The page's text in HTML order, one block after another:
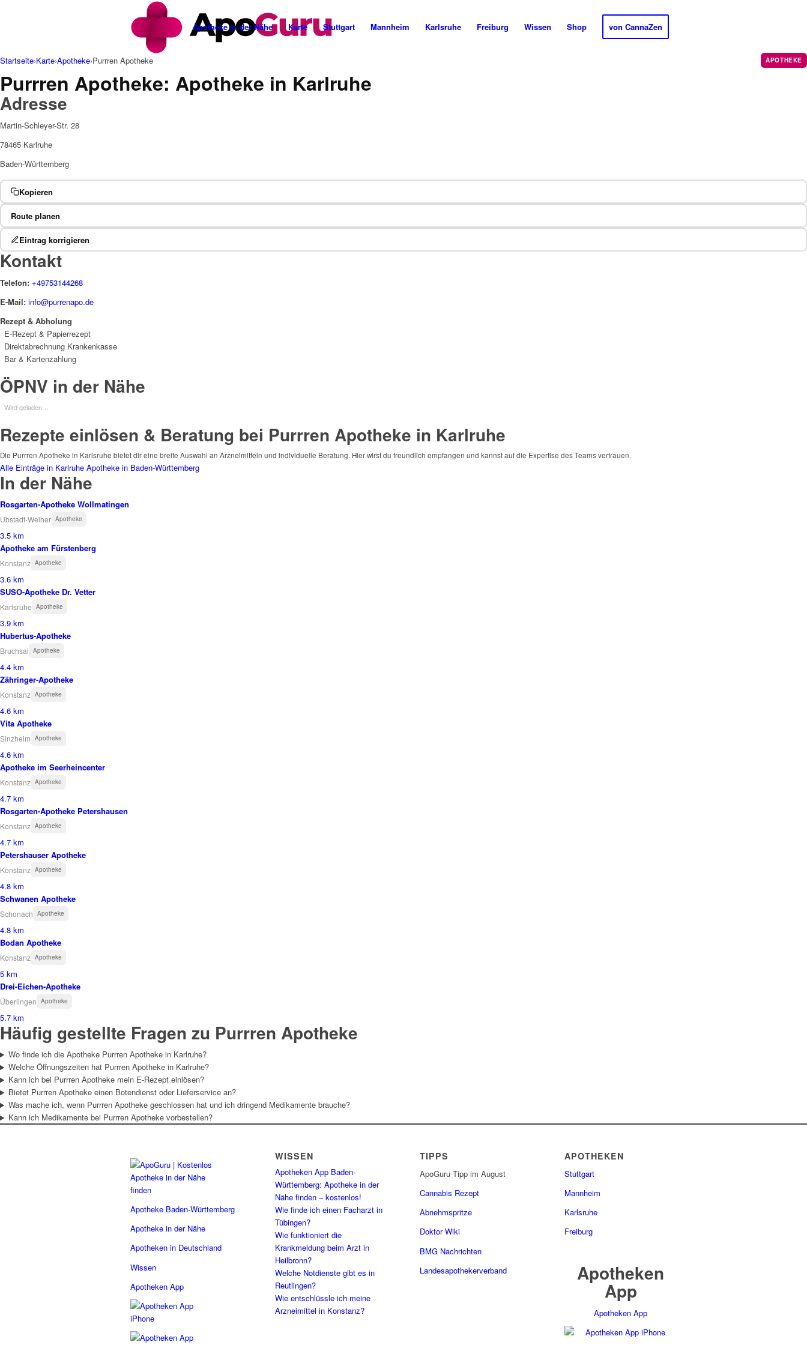
Apotheke in der Nähe Karte Stuttgart Mannheim Karlsruhe Freiburg Wissen Shop von CannaZen
Startseite›Karte›Apotheke›Purrren Apotheke APOTHEKE
Purrren Apotheke: Apotheke in Karlruhe
Adresse
Martin-Schleyer-Str. 28
78465 Karlruhe
Baden-Württemberg
Kopieren
Route planen
Eintrag korrigieren
Kontakt
Telefon: +49753144268
E-Mail: info@purrenapo.de
Rezept & Abholung
E-Rezept & Papierrezept
Direktabrechnung Krankenkasse
Bar & Kartenzahlung
ÖPNV in der Nähe
Wird geladen…
Rezepte einlösen & Beratung bei Purrren Apotheke in Karlruhe
Die Purrren Apotheke in Karlsruhe bietet dir eine breite Auswahl an Arzneimitteln und individuelle Beratung. Hier wirst du freundlich empfangen und kannst auf die Expertise des Teams vertrauen.
Alle Einträge in Karlruhe Apotheke in Baden-Württemberg
In der Nähe
Rosgarten-Apotheke Wollmatingen
Ubstadt-Weiher Apotheke
3.5 km
Apotheke am Fürstenberg
Konstanz Apotheke
3.6 km
SUSO-Apotheke Dr. Vetter
Karlsruhe Apotheke
3.9 km
Hubertus-Apotheke
Bruchsal Apotheke
4.4 km
Zähringer-Apotheke
Konstanz Apotheke
4.6 km
Vita Apotheke
Sinzheim Apotheke
4.6 km
Apotheke im Seerheincenter
Konstanz Apotheke
4.7 km
Rosgarten-Apotheke Petershausen
Konstanz Apotheke
4.7 km
Petershauser Apotheke
Konstanz Apotheke
4.8 km
Schwanen Apotheke
Schonach Apotheke
4.8 km
Bodan Apotheke
Konstanz Apotheke
5 km
Drei-Eichen-Apotheke
Überlingen Apotheke
5.7 km
Häufig gestellte Fragen zu Purrren Apotheke
Wo finde ich die Apotheke Purrren Apotheke in Karlruhe?
Welche Öffnungszeiten hat Purrren Apotheke in Karlruhe?
Kann ich bei Purrren Apotheke mein E-Rezept einlösen?
Bietet Purrren Apotheke einen Botendienst oder Lieferservice an?
Was mache ich, wenn Purrren Apotheke geschlossen hat und ich dringend Medikamente brauche?
Kann ich Medikamente bei Purrren Apotheke vorbestellen?
Apotheke Baden-Württemberg
Apotheke in der Nähe
Apotheken in Deutschland
Wissen
Apotheken App
WISSEN
Apotheken App Baden-
Württemberg: Apotheke in der
Nähe finden – kostenlos!
Wie finde ich einen Facharzt in
Tübingen?
Wie funktioniert die
Krankmeldung beim Arzt in
Heilbronn?
Welche Notdienste gibt es in
Reutlingen?
Wie entschlüssle ich meine
Arzneimittel in Konstanz?
TIPPS
ApoGuru Tipp im August
Cannabis Rezept
Abnehmspritze
Doktor Wiki
BMG Nachrichten
Landesapothekerverband
APOTHEKEN
Stuttgart
Mannheim
Karlsruhe
Freiburg
Apotheken
App
Apotheken App
Cannabis Rezept & Blüten CannaZen.de